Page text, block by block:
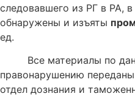
следовавшего из РГ в РА,
обнаружены и изъяты
ед.
Все материалы по
правонарушению
отдел дознания и